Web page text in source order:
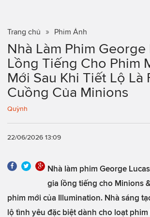
Trang chủ Phim Ảnh
Nhà Làm Phim George
Lồng Tiếng Cho Phim
Mới Sau Khi Tiết Lộ Là
Cuồng Của Minions
Quỳnh
22/06/2026 13:09
Nhà làm phim George
gia lồng tiếng cho Minions
phim mới của Illumination. Nhà sáng
lộ tình yêu đặc biệt dành cho loạt